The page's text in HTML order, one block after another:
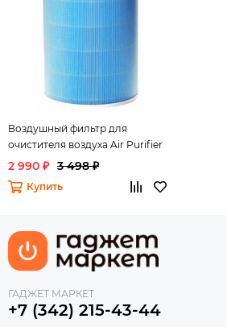
Воздушный фильтр для
очистителя воздуха Air Purifier
2 990 ₽ 3 498 ₽
Купить
ГАДЖЕТ МАРКЕТ
+7 (342) 215-43-44